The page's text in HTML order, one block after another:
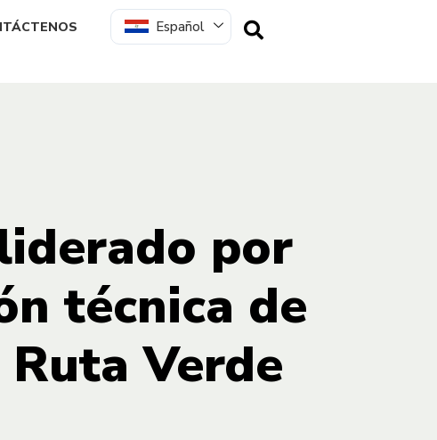
Español
por
técnica de
Verde